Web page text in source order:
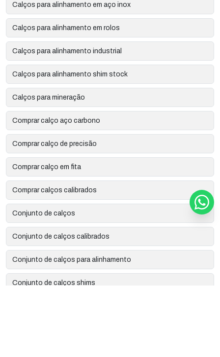
Calços para alinhamento em aço inox
Calços para alinhamento em rolos
Calços para alinhamento industrial
Calços para alinhamento shim stock
Calços para mineração
Comprar calço aço carbono
Comprar calço de precisão
Comprar calço em fita
Comprar calços calibrados
Conjunto de calços
Conjunto de calços calibrados
Conjunto de calços para alinhamento
Conjunto de calços shims